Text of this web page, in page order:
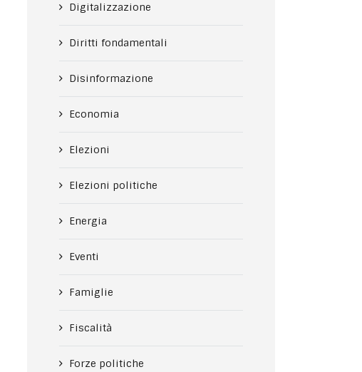
Digitalizzazione
Diritti fondamentali
Disinformazione
Economia
Elezioni
Elezioni politiche
Energia
Eventi
Famiglie
Fiscalità
Forze politiche